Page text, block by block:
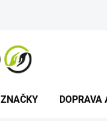
ZNAČKY DOPRAVA